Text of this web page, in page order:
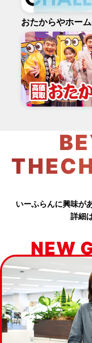
おたからやホー
いーふらんに興味が
詳細
NEW